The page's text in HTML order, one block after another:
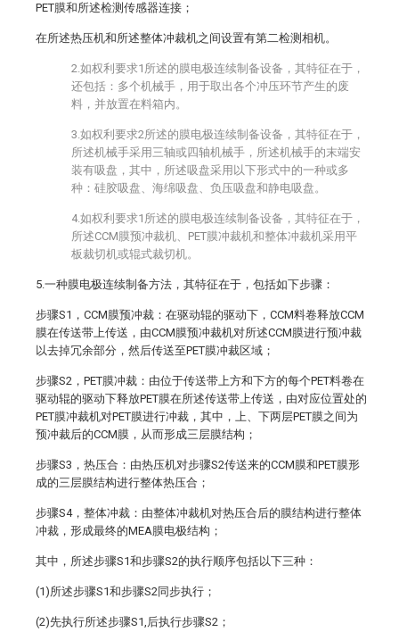
PET膜和所述检测传感器连接；
在所述热压机和所述整体冲裁机之间设置有第二检测相机。
2.如权利要求1所述的膜电极连续制备设备，其特征在于，
还包括：多个机械手，用于取出各个冲压环节产生的废
料，并放置在料箱内。
3.如权利要求2所述的膜电极连续制备设备，其特征在于，
所述机械手采用三轴或四轴机械手，所述机械手的末端安
装有吸盘，其中，所述吸盘采用以下形式中的一种或多
种：硅胶吸盘、海绵吸盘、负压吸盘和静电吸盘。
4.如权利要求1所述的膜电极连续制备设备，其特征在于，
所述CCM膜预冲裁机、PET膜冲裁机和整体冲裁机采用平
板裁切机或辊式裁切机。
5.一种膜电极连续制备方法，其特征在于，包括如下步骤：
步骤S1，CCM膜预冲裁：在驱动辊的驱动下，CCM料卷释放CCM
膜在传送带上传送，由CCM膜预冲裁机对所述CCM膜进行预冲裁
以去掉冗余部分，然后传送至PET膜冲裁区域；
步骤S2，PET膜冲裁：由位于传送带上方和下方的每个PET料卷在
驱动辊的驱动下释放PET膜在所述传送带上传送，由对应位置处的
PET膜冲裁机对PET膜进行冲裁，其中，上、下两层PET膜之间为
预冲裁后的CCM膜，从而形成三层膜结构；
步骤S3，热压合：由热压机对步骤S2传送来的CCM膜和PET膜形
成的三层膜结构进行整体热压合；
步骤S4，整体冲裁：由整体冲裁机对热压合后的膜结构进行整体
冲裁，形成最终的MEA膜电极结构；
其中，所述步骤S1和步骤S2的执行顺序包括以下三种：
(1)所述步骤S1和步骤S2同步执行；
(2)先执行所述步骤S1,后执行步骤S2；